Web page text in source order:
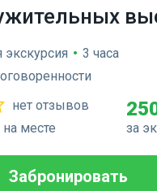
• 3 часа
нет отзывов
месте
за
Забронировать